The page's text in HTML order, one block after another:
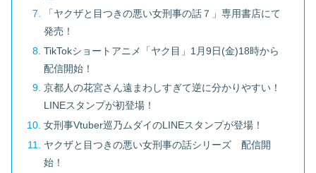
「ヤクザと目つきの悪い女刑事の話７」専用書店にて
発売！
TikTokショートアニメ「ヤク目」1月9日(金)18時から
配信開始！
京都人の花宮さん遠まわしすぎて逆に分かりやすい！
LINEスタンプが初登場！
女刑事Vtuber巡乃ムダイのLINEスタンプが登場！
ヤクザと目つきの悪い女刑事の話シリーズ 配信開
始！